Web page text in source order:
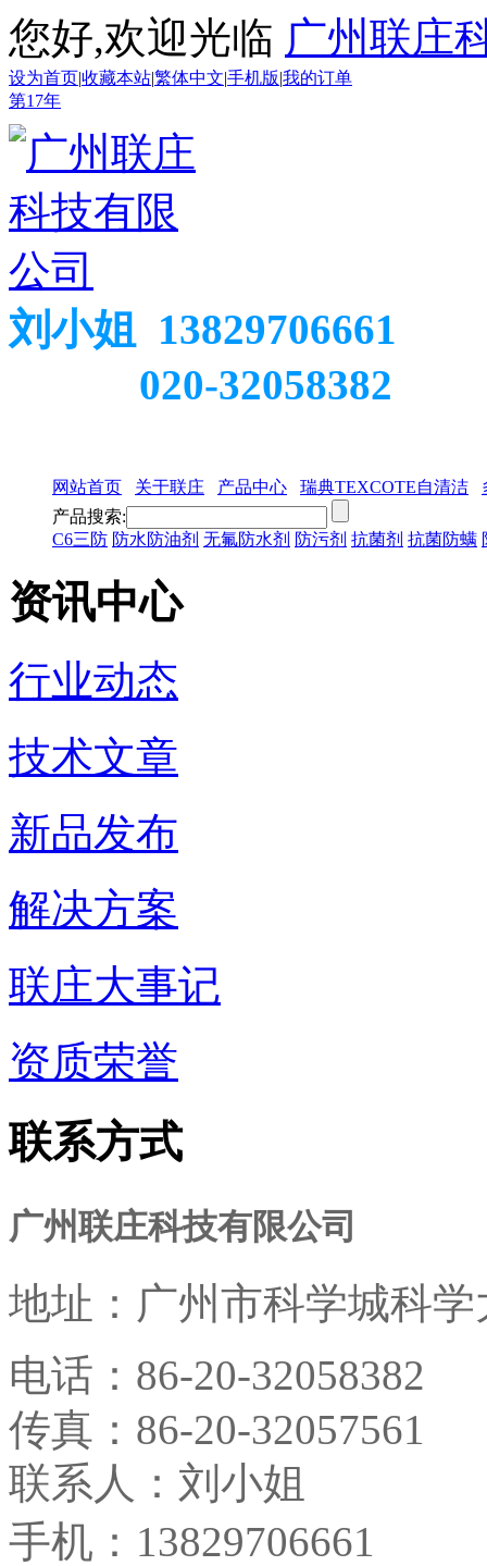
您好,欢迎光临 广州联庄
设为首页|收藏本站|繁体中文|手机版|我的订单
第17年
刘小姐 13829706661
020-32058382
网站首页 关于联庄 产品中心 瑞典TEXCOTE自清洁
产品搜索:
C6三防 防水防油剂 无氟防水剂 防污剂 抗菌剂 抗菌防螨
资讯中心
行业动态
技术文章
新品发布
解决方案
联庄大事记
资质荣誉
联系方式
广州联庄科技有限公司
地址： 广州市科学城科
电话： 86-20-32058382
传真： 86-20-32057561
联系人：刘小姐
手机：13829706661